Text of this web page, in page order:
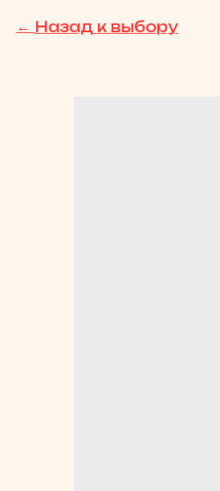
Назад к выбору